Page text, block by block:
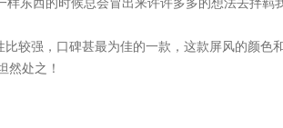
强，口碑甚最为佳的一款，这款屏风的颜色
处之！